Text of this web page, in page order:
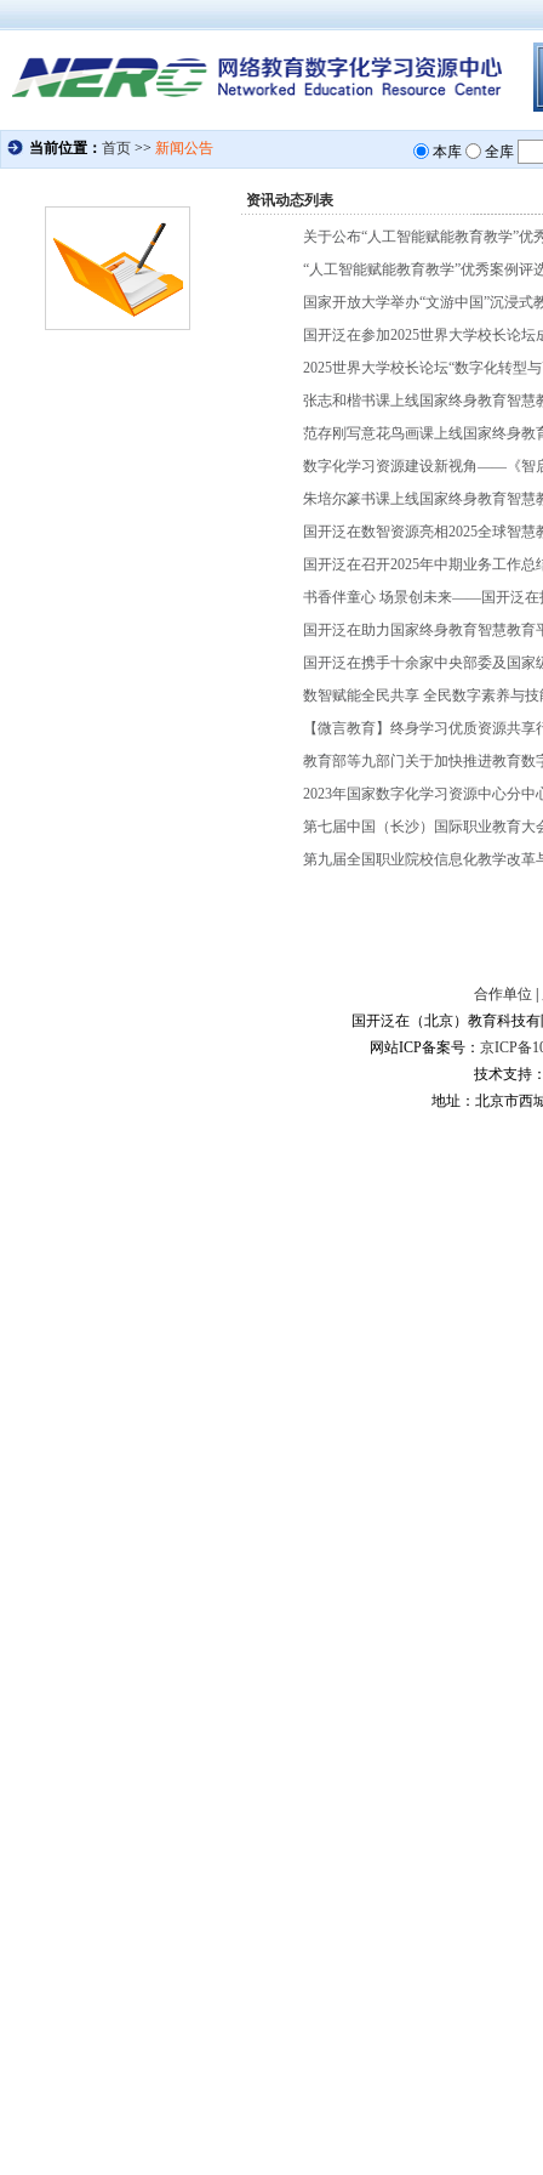
资讯动态列表
关于公布“人工智能赋能教育教学”优
“人工智能赋能教育教学”优秀案例评
国家开放大学举办“文游中国”沉浸式
国开泛在参加2025世界大学校长论坛
2025世界大学校长论坛“数字化转型
张志和楷书课上线国家终身教育智慧
范存刚写意花鸟画课上线国家终身
数字化学习资源建设新视角——《智
朱培尔篆书课上线国家终身教育智慧
国开泛在数智资源亮相2025全球智
国开泛在召开2025年中期业务工作总
书香伴童心 场景创未来——国开泛在
国开泛在助力国家终身教育智慧教
国开泛在携手十余家中央部委及国
数智赋能全民共享 全民数字素养与
【微言教育】终身学习优质资源共
教育部等九部门关于加快推进教育数
2023年国家数字化学习资源中心分
第七届中国（长沙）国际职业教育
第九届全国职业院校信息化教学改革